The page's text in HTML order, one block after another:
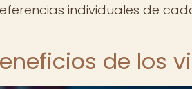
individuales de
de los